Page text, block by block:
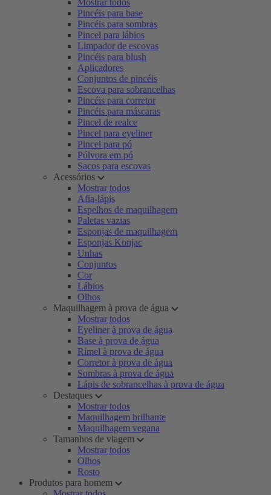
Mostrar todos
Pincéis para base
Pincéis para sombras
Pincel para lábios
Limpador de escovas
Pincéis para blush
Aplicadores
Conjuntos de pincéis
Escova para sobrancelhas
Pincéis para corretor
Pincéis para máscaras
Pincel de realce
Pincel para eyeliner
Pincel para pó
Pólvora em pó
Sacos para escovas
Acessórios
Mostrar todos
Afia-lápis
Espelhos de maquilhagem
Paletas vazias
Esponjas de maquilhagem
Esponjas Konjac
Unhas
Conjuntos
Cor
Lábios
Olhos
Maquilhagem à prova de água
Mostrar todos
Eyeliner à prova de água
Base à prova de água
Rímel à prova de água
Corretor à prova de água
Sombras à prova de água
Lápis de sobrancelhas à prova de água
Destaques
Mostrar todos
Maquilhagem brilhante
Maquilhagem vegana
Tamanhos de viagem
Mostrar todos
Olhos
Rosto
Produtos para homem